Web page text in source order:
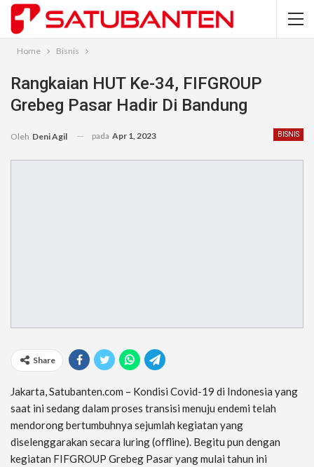
Home Bisnis
Rangkaian HUT Ke-34, FIFGROUP
Grebeg Pasar Hadir Di Bandung
BISNIS
Oleh Deni Agil pada Apr 1, 2023
Share
Jakarta, Satubanten.com – Kondisi Covid-19 di Indonesia yang
saat ini sedang dalam proses transisi menuju endemi telah
mendorong bertumbuhnya sejumlah kegiatan yang
diselenggarakan secara luring (offline). Begitu pun dengan
kegiatan FIFGROUP Grebeg Pasar yang mulai tahun ini